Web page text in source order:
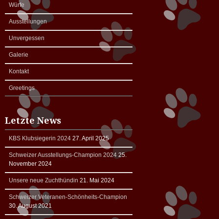
Würfe
Ausstellungen
Unvergessen
Galerie
Kontakt
Greetings
Letzte News
KBS Klubsiegerin 2024 27. April 2025
Schweizer Ausstellungs-Champion 2024 25.
November 2024
Unsere neue Zuchthündin 21. Mai 2024
Schweizer Veteranen-Schönheits-Champion
30. August 2021